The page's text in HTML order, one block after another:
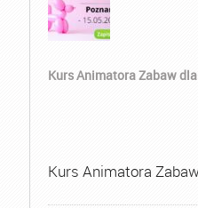
Kurs Animatora Zabaw
Kurs Animatora